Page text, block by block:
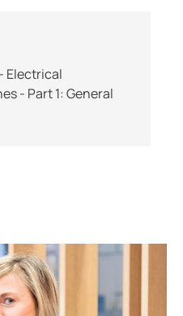
Electrical
- Part 1: General